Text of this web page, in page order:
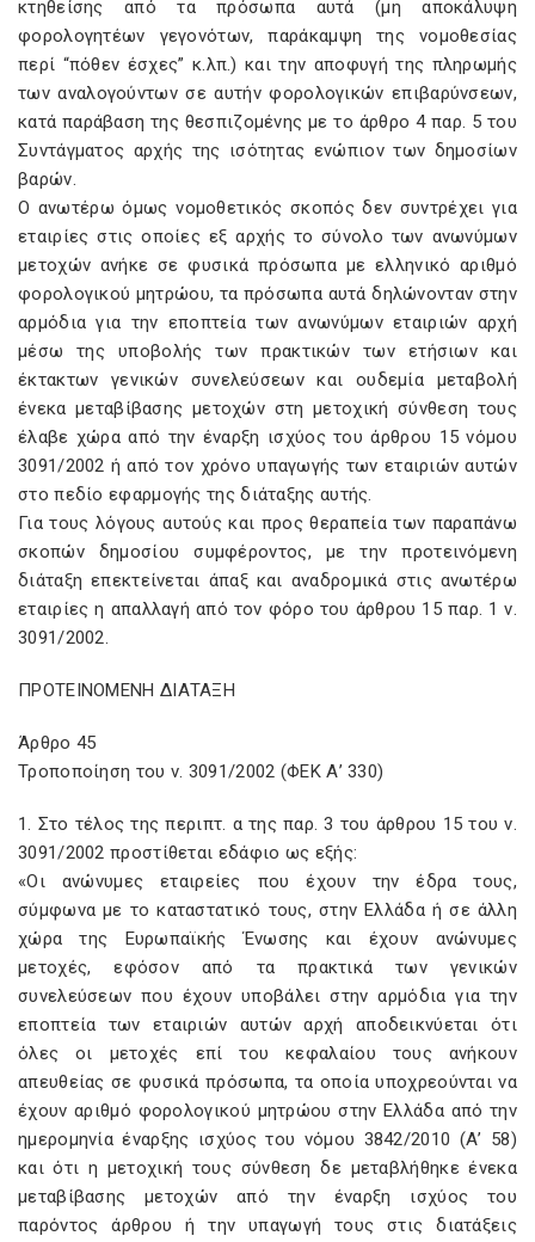
κτηθείσης από τα πρόσωπα αυτά (μη αποκάλυψη
φορολογητέων γεγονότων, παράκαμψη της νομοθεσίας
περί “πόθεν έσχες” κ.λπ.) και την αποφυγή της πληρωμής
των αναλογούντων σε αυτήν φορολογικών επιβαρύνσεων,
κατά παράβαση της θεσπιζομένης με το άρθρο 4 παρ. 5 του
Συντάγματος αρχής της ισότητας ενώπιον των δημοσίων
βαρών.
Ο ανωτέρω όμως νομοθετικός σκοπός δεν συντρέχει για
εταιρίες στις οποίες εξ αρχής το σύνολο των ανωνύμων
μετοχών ανήκε σε φυσικά πρόσωπα με ελληνικό αριθμό
φορολογικού μητρώου, τα πρόσωπα αυτά δηλώνονταν στην
αρμόδια για την εποπτεία των ανωνύμων εταιριών αρχή
μέσω της υποβολής των πρακτικών των ετήσιων και
έκτακτων γενικών συνελεύσεων και ουδεμία μεταβολή
ένεκα μεταβίβασης μετοχών στη μετοχική σύνθεση τους
έλαβε χώρα από την έναρξη ισχύος του άρθρου 15 νόμου
3091/2002 ή από τον χρόνο υπαγωγής των εταιριών αυτών
στο πεδίο εφαρμογής της διάταξης αυτής.
Για τους λόγους αυτούς και προς θεραπεία των παραπάνω
σκοπών δημοσίου συμφέροντος, με την προτεινόμενη
διάταξη επεκτείνεται άπαξ και αναδρομικά στις ανωτέρω
εταιρίες η απαλλαγή από τον φόρο του άρθρου 15 παρ. 1 ν.
3091/2002.
ΠΡΟΤΕΙΝΟΜΕΝΗ ΔΙΑΤΑΞΗ
Άρθρο 45
Τροποποίηση του ν. 3091/2002 (ΦΕΚ Α’ 330)
1. Στο τέλος της περιπτ. α της παρ. 3 του άρθρου 15 του ν.
3091/2002 προστίθεται εδάφιο ως εξής:
«Οι ανώνυμες εταιρείες που έχουν την έδρα τους,
σύμφωνα με το καταστατικό τους, στην Ελλάδα ή σε άλλη
χώρα της Ευρωπαϊκής Ένωσης και έχουν ανώνυμες
μετοχές, εφόσον από τα πρακτικά των γενικών
συνελεύσεων που έχουν υποβάλει στην αρμόδια για την
εποπτεία των εταιριών αυτών αρχή αποδεικνύεται ότι
όλες οι μετοχές επί του κεφαλαίου τους ανήκουν
απευθείας σε φυσικά πρόσωπα, τα οποία υποχρεούνται να
έχουν αριθμό φορολογικού μητρώου στην Ελλάδα από την
ημερομηνία έναρξης ισχύος του νόμου 3842/2010 (Α’ 58)
και ότι η μετοχική τους σύνθεση δε μεταβλήθηκε ένεκα
μεταβίβασης μετοχών από την έναρξη ισχύος του
παρόντος άρθρου ή την υπαγωγή τους στις διατάξεις